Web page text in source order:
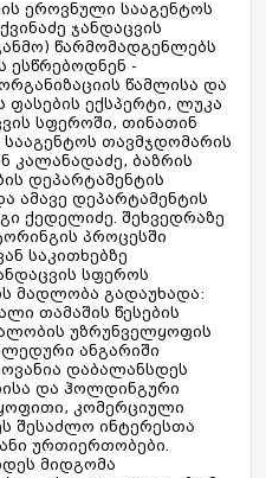
ეროვნული სააგენტოს
ჯანდაცვის
წარმომადგენლებს
ესწრებოდნენ -
წამლისა და
ფასების ექსპერტი, ლუკა
სფეროში, თინათინ
თავმჯდომარის
კალანადაძე, ბაზრის
დეპარტამენტის
ამავე დეპარტამენტის
ქედელიძე. შეხვედრაზე
პროცესში
საკითხებზე
სფეროს
მადლობა გადაუხადა:
თამაშის წესების
უზრუნველყოფის
ანგარიში
დაბალანსდეს
და ჰოლდინგური
კომერციული
შესაძლო ინტერესთა
ურთიერთობები.
მიდგომა